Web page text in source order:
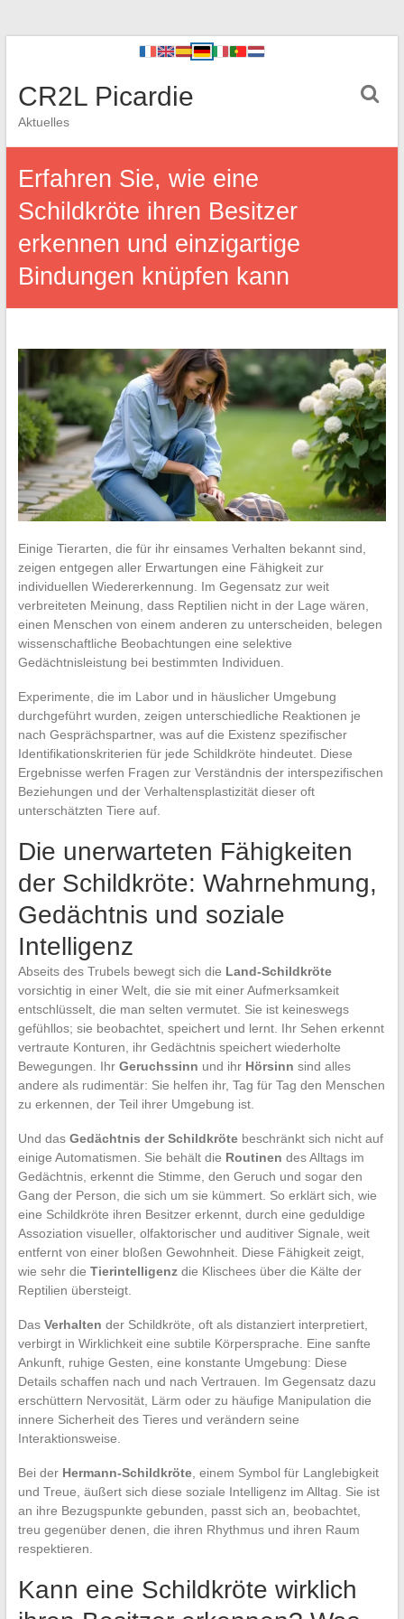
CR2L Picardie
Aktuelles
Erfahren Sie, wie eine
Schildkröte ihren Besitzer
erkennen und einzigartige
Bindungen knüpfen kann
Einige Tierarten, die für ihr einsames Verhalten bekannt sind,
zeigen entgegen aller Erwartungen eine Fähigkeit zur
individuellen Wiedererkennung. Im Gegensatz zur weit
verbreiteten Meinung, dass Reptilien nicht in der Lage wären,
einen Menschen von einem anderen zu unterscheiden, belegen
wissenschaftliche Beobachtungen eine selektive
Gedächtnisleistung bei bestimmten Individuen.
Experimente, die im Labor und in häuslicher Umgebung
durchgeführt wurden, zeigen unterschiedliche Reaktionen je
nach Gesprächspartner, was auf die Existenz spezifischer
Identifikationskriterien für jede Schildkröte hindeutet. Diese
Ergebnisse werfen Fragen zur Verständnis der interspezifischen
Beziehungen und der Verhaltensplastizität dieser oft
unterschätzten Tiere auf.
Die unerwarteten Fähigkeiten
der Schildkröte: Wahrnehmung,
Gedächtnis und soziale
Intelligenz
Abseits des Trubels bewegt sich die Land-Schildkröte
vorsichtig in einer Welt, die sie mit einer Aufmerksamkeit
entschlüsselt, die man selten vermutet. Sie ist keineswegs
gefühllos; sie beobachtet, speichert und lernt. Ihr Sehen erkennt
vertraute Konturen, ihr Gedächtnis speichert wiederholte
Bewegungen. Ihr Geruchssinn und ihr Hörsinn sind alles
andere als rudimentär: Sie helfen ihr, Tag für Tag den Menschen
zu erkennen, der Teil ihrer Umgebung ist.
Und das Gedächtnis der Schildkrötebeschränkt sich nicht auf
einige Automatismen. Sie behält die Routinen des Alltags im
Gedächtnis, erkennt die Stimme, den Geruch und sogar den
Gang der Person, die sich um sie kümmert. So erklärt sich, wie
eine Schildkröte ihren Besitzer erkennt, durch eine geduldige
Assoziation visueller, olfaktorischer und auditiver Signale, weit
entfernt von einer bloßen Gewohnheit. Diese Fähigkeit zeigt,
wie sehr die Tierintelligenzdie Klischees über die Kälte der
Reptilien übersteigt.
Das Verhalten der Schildkröte, oft als distanziert interpretiert,
verbirgt in Wirklichkeit eine subtile Körpersprache. Eine sanfte
Ankunft, ruhige Gesten, eine konstante Umgebung: Diese
Details schaffen nach und nach Vertrauen. Im Gegensatz dazu
erschüttern Nervosität, Lärm oder zu häufige Manipulation die
innere Sicherheit des Tieres und verändern seine
Interaktionsweise.
Bei der Hermann-Schildkröte, einem Symbol für Langlebigkeit
und Treue, äußert sich diese soziale Intelligenz im Alltag. Sie ist
an ihre Bezugspunkte gebunden, passt sich an, beobachtet,
treu gegenüber denen, die ihren Rhythmus und ihren Raum
respektieren.
Kann eine Schildkröte wirklich